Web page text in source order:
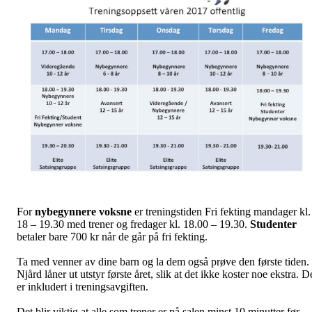
Fornybegynnere voksne er treningstiden Fri fekting mandager kl.
18 – 19.30 med trener og fredager kl. 18.00 – 19.30. Studenter
betaler bare 700 kr når de går på fri fekting.
Ta med venner av dine barn og la dem også prøve den første tiden.
Njård låner ut utstyr første året, slik at det ikke koster noe ekstra.
er inkludert i treningsavgiften.